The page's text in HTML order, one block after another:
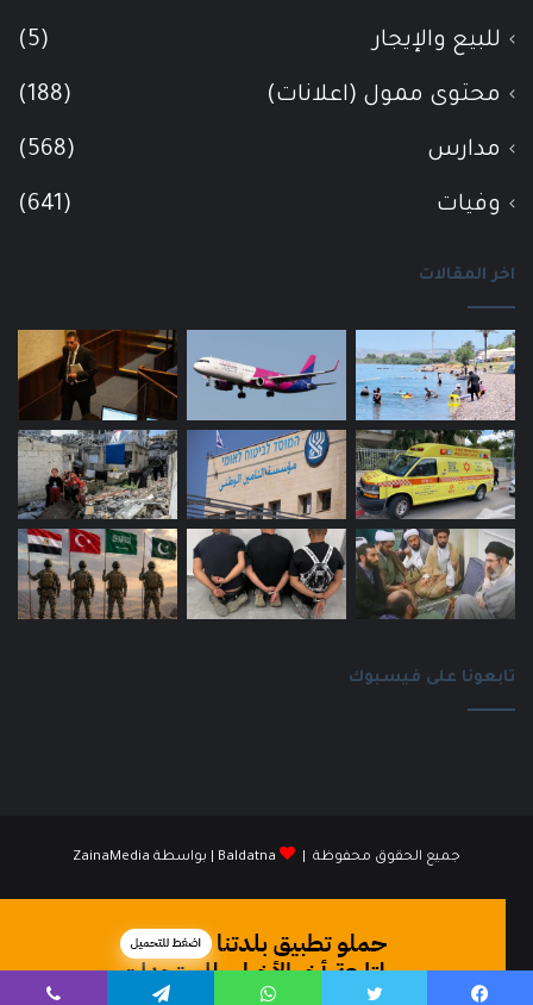
للبيع والإيجار (5)
محتوى ممول (اعلانات) (188)
مدارس (568)
وفيات (641)
اخر المقالات
تابعونا على فيسبوك
جميع الحقوق محفوظة | Baldatna | بواسطة ZainaMedia